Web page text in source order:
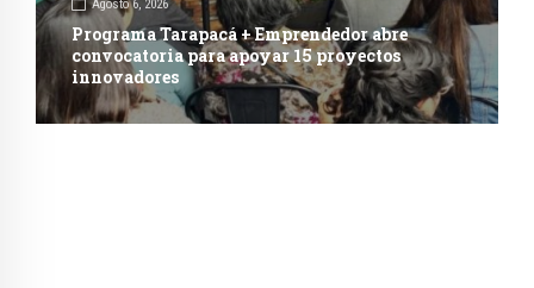
Agosto 6, 2026
Programa Tarapacá + Emprendedor abre
convocatoria para apoyar 15 proyectos
innovadores